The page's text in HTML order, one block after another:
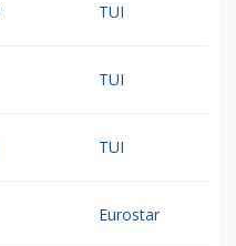
TUI
TUI
TUI
Eurostar